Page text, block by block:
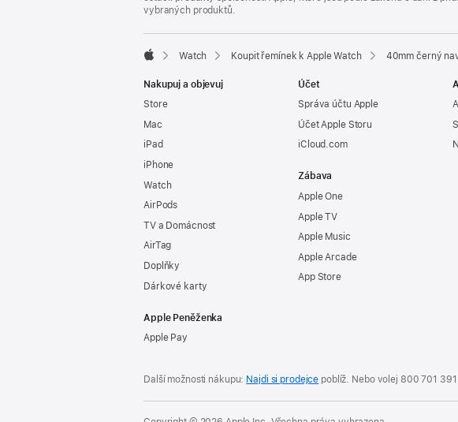
vybraných produktů.
Watch Koupit řemínek k Apple Watch 40mm černý
Nakupuj a objevuj
Store
Mac
iPad
iPhone
Watch
AirPods
TV a Domácnost
AirTag
Doplňky
Dárkové karty
Apple Peněženka
Apple Pay
Účet
Správa účtu Apple
Účet Apple Storu
iCloud.com
Zábava
Apple One
Apple TV
Apple Music
Apple Arcade
App Store
Další možnosti nákupu: Najdi si prodejce poblíž. Nebo volej 800 701 391